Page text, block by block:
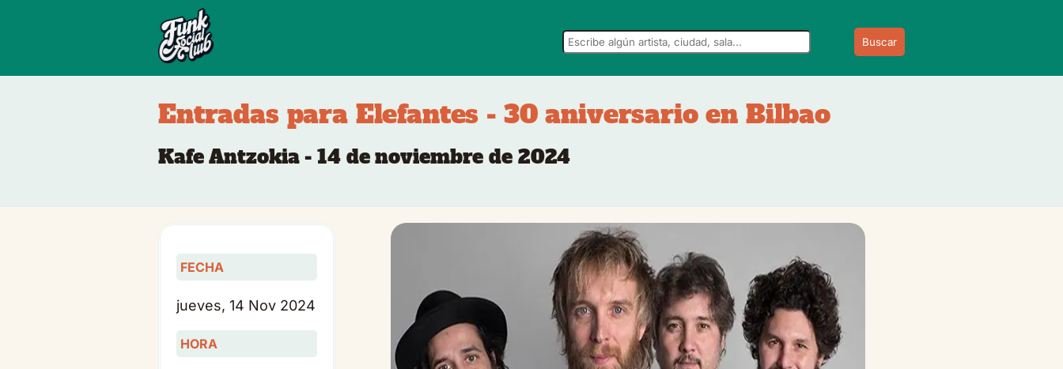
Buscar
Entradas para Elefantes - 30 aniversario en Bilbao
Kafe Antzokia - 14 de noviembre de 2024
FECHA
jueves, 14 Nov 2024
HORA